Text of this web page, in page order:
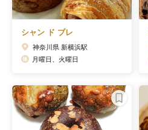
シャン ド ブレ
神奈川県 新横浜駅
月曜日、火曜日